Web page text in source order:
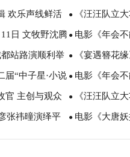
瑟薇直面恐龙
欢乐声线鲜活 ● 《汪汪队立
暑假亲子观影
日 文牧野沈腾 ● 电影《年会
场爆笑不停共
站路演顺利举 ● 《宴遇簪花
美食
届“中子星·小说
揭晓
● 电影《年会
创解读分享更
官 主创与观众 ● 《汪汪队立
评如潮线下人
张祎曈演绎平 ● 电影《大唐
欢奇幻冒险！